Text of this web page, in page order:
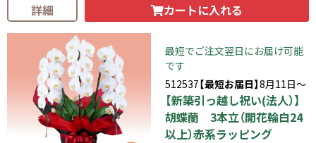
詳細 カートに入れる
最短でご注文翌日にお届け可能
です
512537【最短お届日】8月11日～
【新築引っ越し祝い(法人）】
胡蝶蘭 3本立（開花輪白24
以上）赤系ラッピング